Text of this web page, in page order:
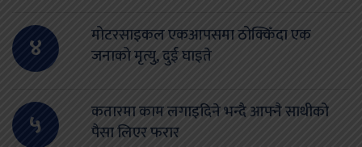
४
मोटरसाइकल एकआपसमा ठोक्किँदा एक
जनाको मृत्यु, दुई घाइते
५
कतारमा काम लगाइदिने भन्दै आफ्नै साथीको
पैसा लिएर फरार